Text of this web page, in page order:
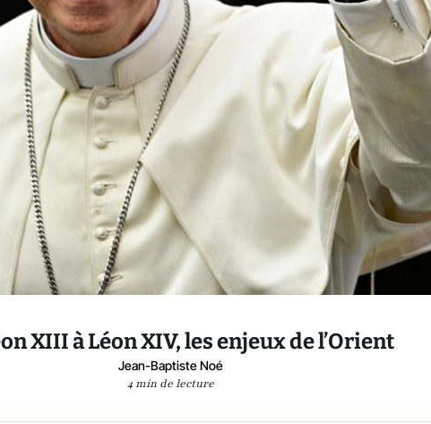
XIII à Léon XIV, les enjeux de l’Orient
Jean-Baptiste Noé
4 min de lecture